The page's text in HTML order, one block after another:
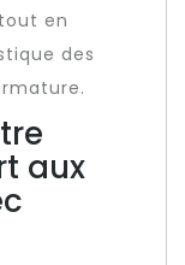
en
des
aux